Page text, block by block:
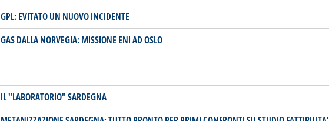
GPL: EVITATO UN NUOVO INCIDENTE
GAS DALLA NORVEGIA: MISSIONE ENI AD OSLO
IL "LABORATORIO" SARDEGNA